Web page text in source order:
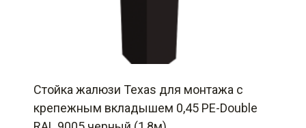
Стойка жалюзи Texas для монтажа с
крепежным вкладышем 0,45 PE-Double